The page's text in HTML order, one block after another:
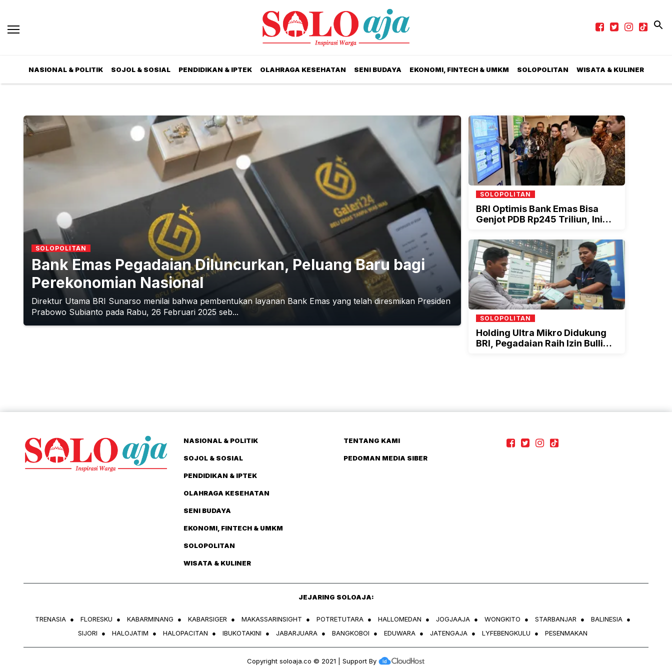
NASIONAL & POLITIK SOJOL & SOSIAL PENDIDIKAN & IPTEK OLAHRAGA KESEHATAN SENI BUDAYA EKONOMI, FINTECH & UMKM SOLOPOLITAN WISATA & KULINER
SOLOPOLITAN
Bank Emas Pegadaian Diluncurkan, Peluang Baru bagi
Perekonomian Nasional
Direktur Utama BRI Sunarso menilai bahwa pembentukan layanan Bank Emas yang telah diresmikan Presiden
Prabowo Subianto pada Rabu, 26 Februari 2025 seb...
SOLOPOLITAN
BRI Optimis Bank Emas Bisa
Genjot PDB Rp245 Triliun, Ini
SOLOPOLITAN
Holding Ultra Mikro Didukung
BRI, Pegadaian Raih Izin Bullion
NASIONAL & POLITIK
SOJOL & SOSIAL
PENDIDIKAN & IPTEK
OLAHRAGA KESEHATAN
SENI BUDAYA
EKONOMI, FINTECH & UMKM
SOLOPOLITAN
WISATA & KULINER
TENTANG KAMI
PEDOMAN MEDIA SIBER
JEJARING SOLOAJA:
TRENASIA ● FLORESKU ● KABARMINANG ● KABARSIGER ● MAKASSARINSIGHT ● POTRETUTARA ● HALLOMEDAN ● JOGJAAJA ● WONGKITO ● STARBANJAR ● BALINESIA ●
SIJORI
● HALOJATIM ● HALOPACITAN ● IBUKOTAKINI ● JABARJUARA ● BANGKOBOI ● EDUWARA ● JATENGAJA ● LYFEBENGKULU ● PESENMAKAN
Copyright soloaja.co © 2021 | Support By